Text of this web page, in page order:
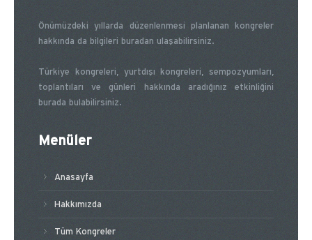
Önümüzdeki yıllarda düzenlenmesi planlanan kongreler
hakkında da bilgileri buradan ulaşabilirsiniz.
Türkiye kongreleri, yurtdışı kongreleri, sempozyumları,
toplantıları ve günleri hakkında aradığınız etkinliğini
burada bulabilirsiniz.
Menüler
Anasayfa
Hakkımızda
Tüm Kongreler